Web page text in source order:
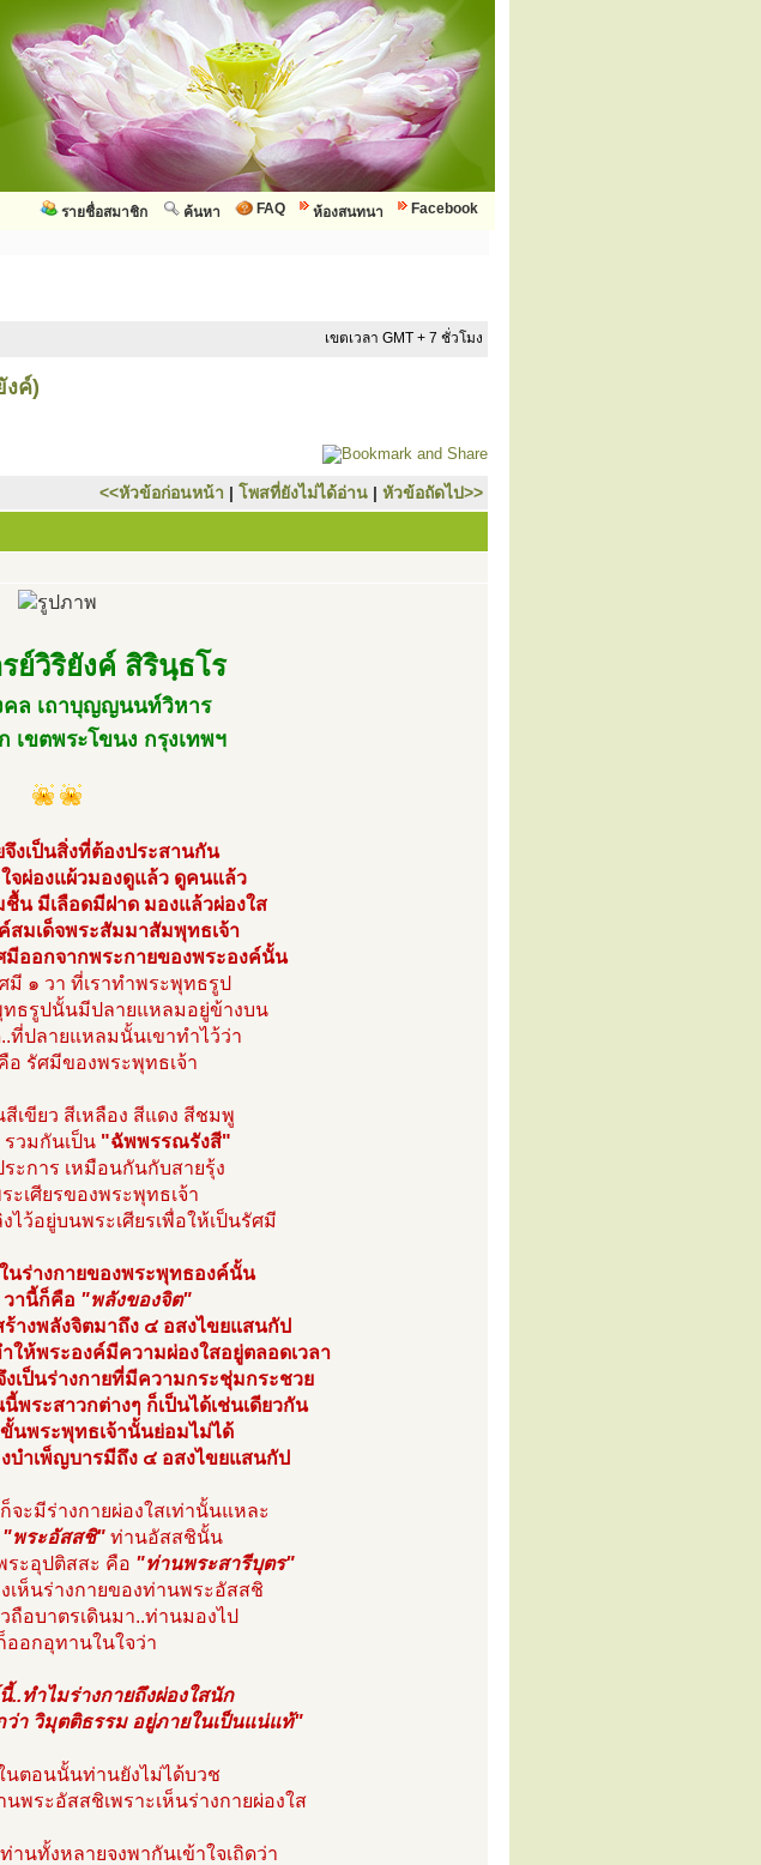
Facebook
ห้องสนทนา
FAQ
ค้นหา
รายชื่อสมาชิก
เขตเวลา GMT + 7 ชั่วโมง
งค์)
<<หัวข้อก่อนหน้า | โพสที่ยังไม่ได้อ่าน | หัวข้อถัดไป>>
ย์วิริยังค์ สิรินฺธโร
คล เถาบุญญนนท์วิหาร
เขตพระโขนง กรุงเทพฯ
จึงเป็นสิ่งที่ต้องประสานกัน
จผ่องแผ้วมองดูแล้ว ดูคนแล้ว
น มีเลือดมีฝาด มองแล้วผ่องใส
สมเด็จพระสัมมาสัมพุทธเจ้า
ออกจากพระกายของพระองค์นั้น
มี ๑ วา ที่เราทำพระพุทธรูป
ทธรูปนั้นมีปลายแหลมอยู่ข้างบน
..ที่ปลายแหลมนั้นเขาทำไว้ว่า
อ รัศมีของพระพุทธเจ้า
เขียว สีเหลือง สีแดง สีชมพู
รวมกันเป็น "ฉัพพรรณรังสี"
ระการ เหมือนกันกับสายรุ้ง
ะเศียรของพระพุทธเจ้า
งไว้อยู่บนพระเศียรเพื่อให้เป็นรัศมี
นร่างกายของพระพุทธองค์นั้น
านี้ก็คือ "พลังของจิต"
างพลังจิตมาถึง ๔ อสงไขยแสนกัป
ให้พระองค์มีความผ่องใสอยู่ตลอดเวลา
เป็นร่างกายที่มีความกระชุ่มกระชวย
พระสาวกต่างๆ ก็เป็นได้เช่นเดียวกัน
ขั้นพระพุทธเจ้านั้นย่อมไม่ได้
บำเพ็ญบารมีถึง ๔ อสงไขยแสนกัป
จะมีร่างกายผ่องใสเท่านั้นแหละ
"พระอัสสชิ" ท่านอัสสชินั้น
ระอุปติสสะ คือ "ท่านพระสารีบุตร"
เห็นร่างกายของท่านพระอัสสชิ
ถือบาตรเดินมา..ท่านมองไป
ออกอุทานในใจว่า
ทำไมร่างกายถึงผ่องใสนัก
ว่า วิมุตติธรรม อยู่ภายในเป็นแน่แท้"
นตอนนั้นท่านยังไม่ได้บวช
พระอัสสชิเพราะเห็นร่างกายผ่องใส
นทั้งหลายจงพากันเข้าใจเถิดว่า